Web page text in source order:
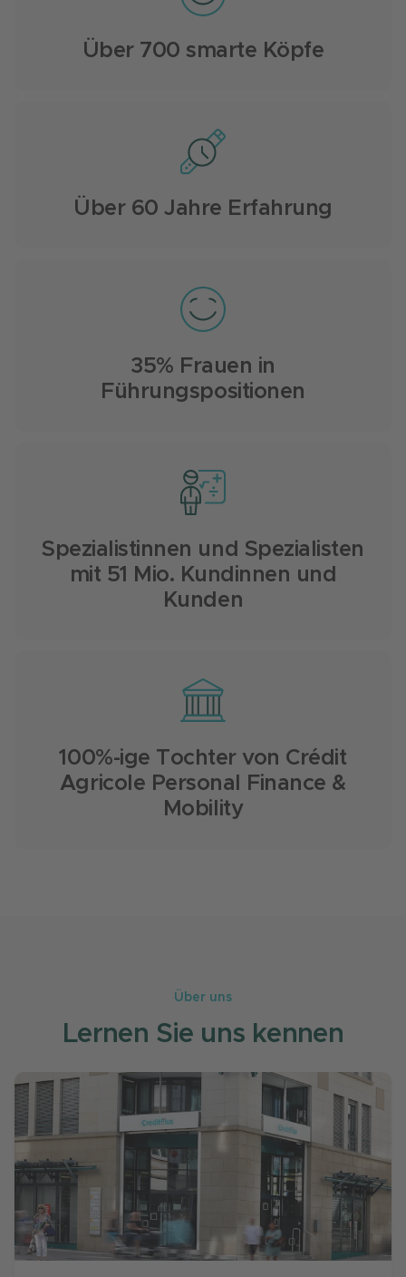
Über 700 smarte Köpfe
Über 60 Jahre Erfahrung
35% Frauen in
Führungspositionen
Spezialistinnen und Spezialisten
mit 51 Mio. Kundinnen und
Kunden
100%-ige Tochter von Crédit
Agricole Personal Finance &
Mobility
Über uns
Lernen Sie uns kennen